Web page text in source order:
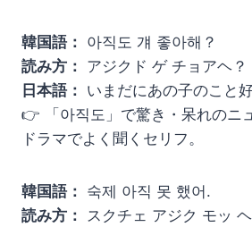
韓国語： 아직도 걔 좋아해？
読み方： アジクド ゲ チョアヘ？
日本語： いまだにあの子のこと
👉 「아직도」で驚き・呆れのニ
ドラマでよく聞くセリフ。
韓国語： 숙제 아직 못 했어.
読み方： スクチェ アジク モッ